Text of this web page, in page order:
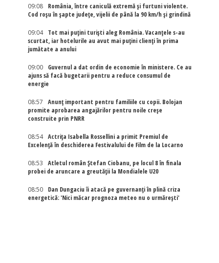
09:08
România, între caniculă extremă și furtuni violente.
Cod roșu în șapte județe, vijelii de până la 90 km/h și grindină
09:04
Tot mai puțini turiști aleg România. Vacanțele s-au
scurtat, iar hotelurile au avut mai puțini clienți în prima
jumătate a anului
09:00
Guvernul a dat ordin de economie în ministere. Ce au
ajuns să facă bugetarii pentru a reduce consumul de
energie
08:57
Anunț important pentru familiile cu copii. Bolojan
promite aprobarea angajărilor pentru noile creșe
construite prin PNRR
08:54
Actriţa Isabella Rossellini a primit Premiul de
Excelenţă în deschiderea Festivalului de Film de la Locarno
08:53
Atletul român Ștefan Ciobanu, pe locul 8 în finala
probei de aruncare a greutății la Mondialele U20
08:50
Dan Dungaciu îi atacă pe guvernanți în plină criza
energetică: 'Nici măcar prognoza meteo nu o urmărești'